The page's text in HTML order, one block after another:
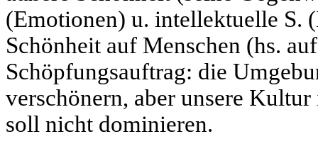
(Emotionen) u. intellektuelle S.
Schönheit auf Menschen (hs.
Schöpfungsauftrag: die
verschönern, aber unsere
soll nicht dominieren.